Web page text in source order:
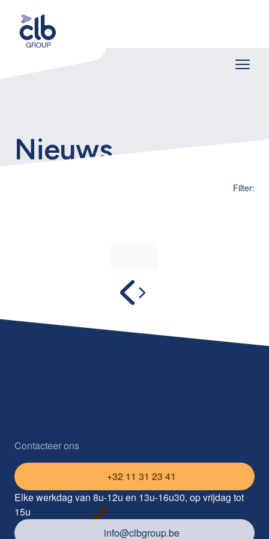
Nieuws
Filter:
Contacteer ons
+32 11 31 23 41
Elke werkdag van 8u-12u en 13u-16u30, op vrijdag tot
15u
info@clbgroup.be